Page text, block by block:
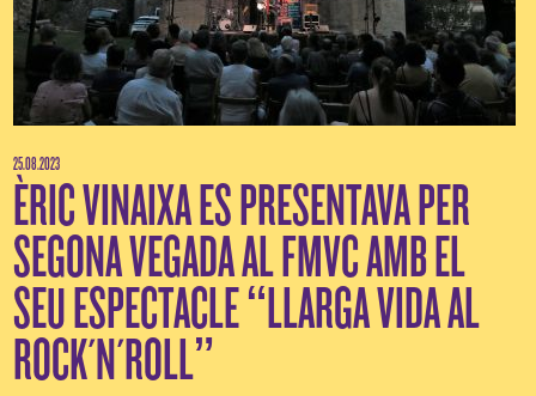
25.08.2023
ÈRIC VINAIXA ES PRESENTAVA PER
SEGONA VEGADA AL FMVC AMB EL
SEU ESPECTACLE “LLARGA VIDA AL
ROCK´N´ROLL”